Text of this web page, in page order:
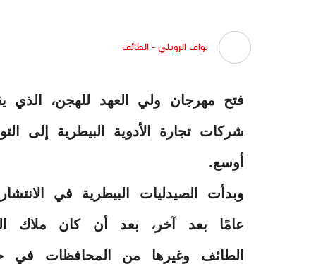
نواف الرويلي - الطائف
فتح مهرجان ولي العهد للهجن، الذي
شركات تجارة الأدوية البيطرية إلى
أوسع.
وبدأت الصيدليات البيطرية في
عامًا بعد آخر، بعد أن كان ملاك
الطائف وغيرها من المحافظات في